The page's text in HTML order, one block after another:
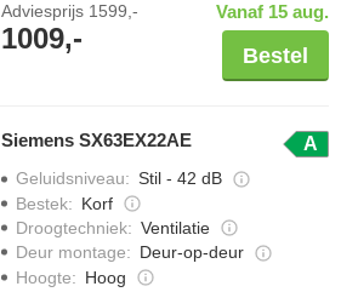
Adviesprijs 1599,-
1009,-
Vanaf 15 aug.
Bestel
Siemens SX63EX22AE A
Geluidsniveau: Stil - 42 dB
Bestek: Korf
Droogtechniek: Ventilatie
Deur montage: Deur-op-deur
Hoogte: Hoog